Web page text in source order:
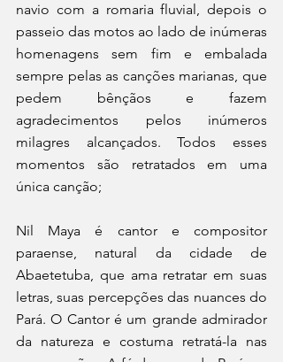
navio com a romaria fluvial, depois o
passeio das motos ao lado de inúmeras
homenagens sem fim e embalada
sempre pelas as canções marianas, que
pedem bênçãos e fazem
agradecimentos pelos inúmeros
milagres alcançados. Todos esses
momentos são retratados em uma
única canção;
Nil Maya é cantor e compositor
paraense, natural da cidade de
Abaetetuba, que ama retratar em suas
letras, suas percepções das nuances do
Pará. O Cantor é um grande admirador
da natureza e costuma retratá-la nas